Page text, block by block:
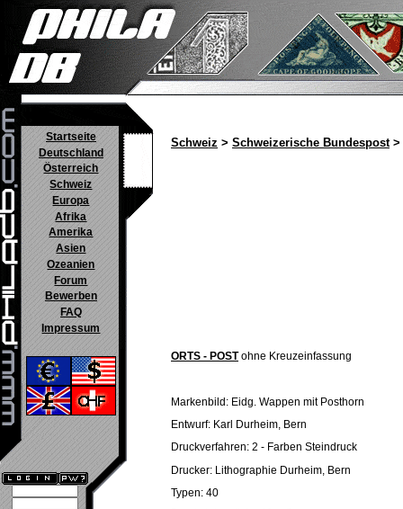
Startseite
Deutschland
Österreich
Schweiz
Europa
Afrika
Amerika
Asien
Ozeanien
Forum
Bewerben
FAQ
Impressum
Schweiz > Schweizerische Bundespost>
ORTS - POSTohne Kreuzeinfassung
Markenbild: Eidg. Wappen mit Posthorn
Entwurf: Karl Durheim, Bern
Druckverfahren: 2 - Farben Steindruck
Drucker: Lithographie Durheim, Bern
Typen: 40